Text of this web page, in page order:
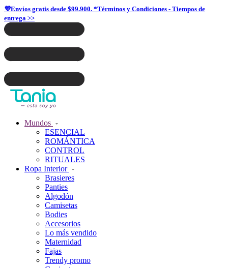
💜Envíos gratis desde $99.900. *Términos y Condiciones - Tiempos de
entrega >>
Mundos
ESENCIAL
ROMÁNTICA
CONTROL
RITUALES
Ropa Interior
Brasieres
Panties
Algodón
Camisetas
Bodies
Accesorios
Lo más vendido
Maternidad
Fajas
Trendy promo